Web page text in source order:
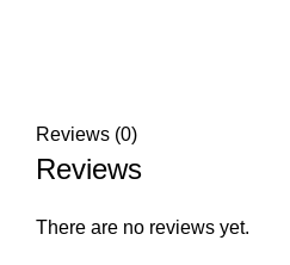
Reviews (0)
Reviews
There are no reviews yet.